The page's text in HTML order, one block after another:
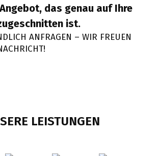
das genau auf Ihre
ist.
ANFRAGEN – WIR FREUEN
LEISTUNGEN